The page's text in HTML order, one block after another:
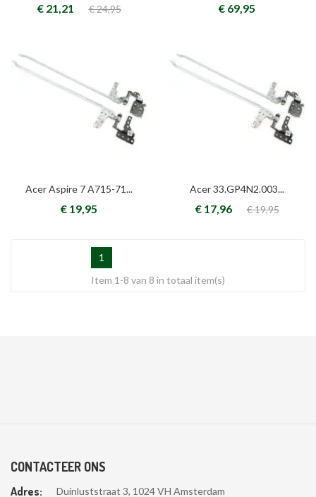
€ 21,21 € 24,95 € 69,95
Acer Aspire 7 A715-71...
€ 19,95
Acer 33.GP4N2.003...
€ 17,96 € 19,95
1
Item 1-8 van 8 in totaal item(s)
CONTACTEER ONS
Adres: Duinluststraat 3, 1024 VH Amsterdam